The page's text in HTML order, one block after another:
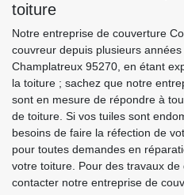
toiture
Notre entreprise de couverture
couvreur depuis plusieurs
Champlatreux 95270, en étant
la toiture ; sachez que notre
sont en mesure de répondre à
de toiture. Si vos tuiles sont
besoins de faire la réfection de
pour toutes demandes en
votre toiture. Pour des travaux de
contacter notre entreprise de